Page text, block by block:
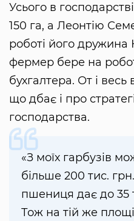
Усього в
150 га, а Леонтію
роботі його дружина
фермер бере на
бухгалтера. От і
що дбає і про
господарства.
«З моїх гарбузів
більше 200 тис.
пшениця дає до 35
Тож на тій же